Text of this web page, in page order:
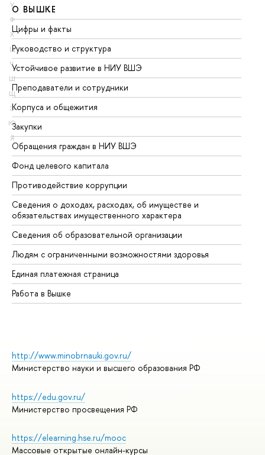
У
Ф
Х
Ц
Ч
Ш
Щ
Э
Ю
Я
О ВЫШКЕ
Цифры и факты
Руководство и структура
Устойчивое развитие в НИУ ВШЭ
Преподаватели и сотрудники
Корпуса и общежития
Закупки
Обращения граждан в НИУ ВШЭ
Фонд целевого капитала
Противодействие коррупции
Сведения о доходах, расходах, об имуществе и
обязательствах имущественного характера
Сведения об образовательной организации
Людям с ограниченными возможностями здоровья
Единая платежная страница
Работа в Вышке
http://www.minobrnauki.gov.ru/
Министерство науки и высшего образования РФ
https://edu.gov.ru/
Министерство просвещения РФ
https://elearning.hse.ru/mooc
Массовые открытые онлайн-курсы